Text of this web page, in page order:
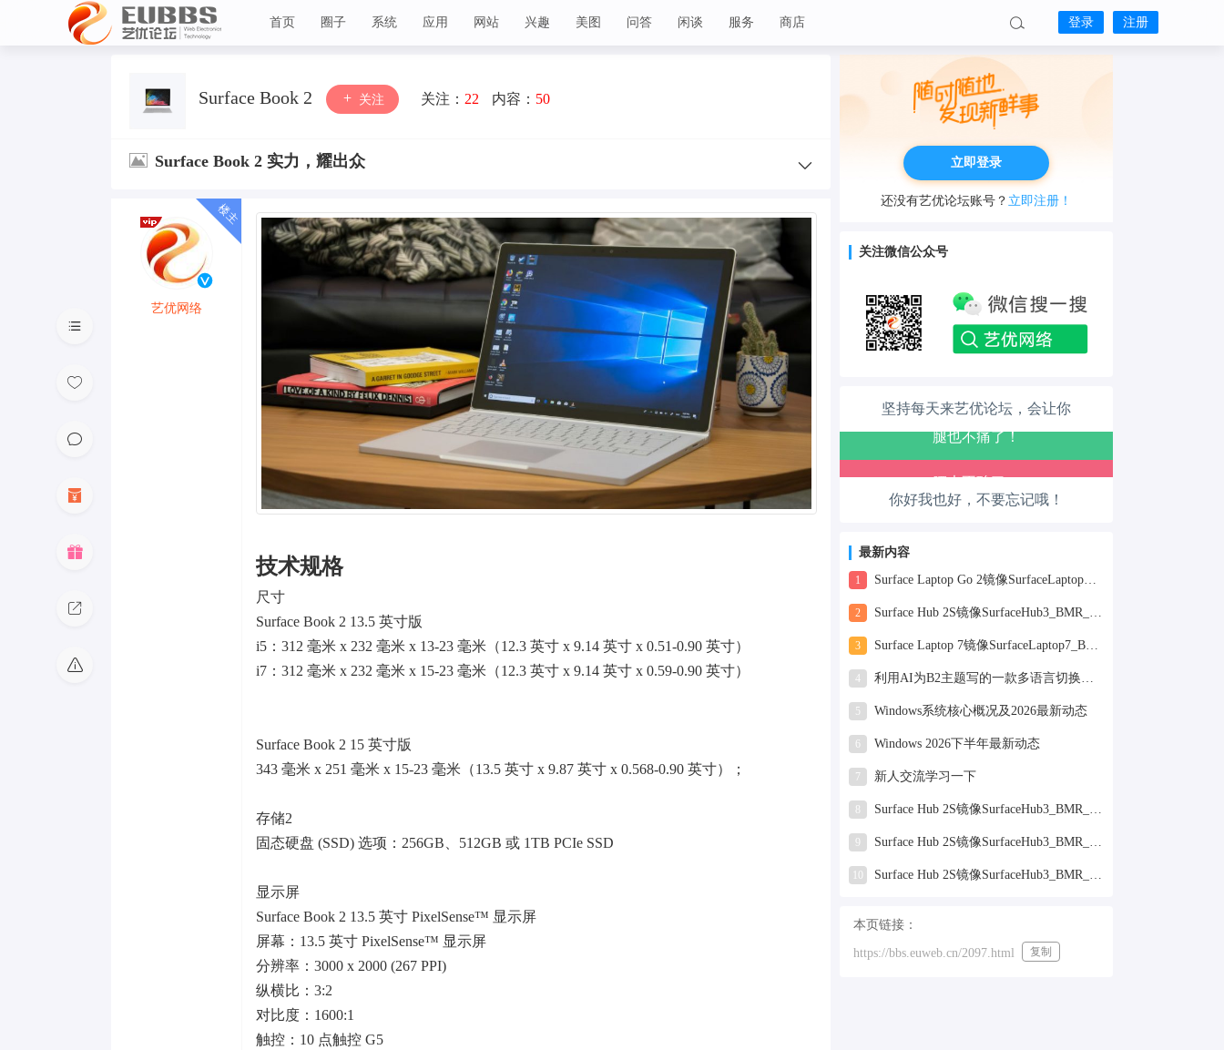
首页 圈子 系统 应用 网站 兴趣 美图 问答 闲谈 服务 商店 登录 注册
Surface Book 2 关注 关注： 22 内容： 50
Surface Book 2 实力，耀出众
艺优网络
技术规格
尺寸
Surface Book 2 13.5 英寸版
i5：312 毫米 x 232 毫米 x 13-23 毫米（12.3 英寸 x 9.14 英寸 x 0.51-0.90 英寸）
i7：312 毫米 x 232 毫米 x 15-23 毫米（12.3 英寸 x 9.14 英寸 x 0.59-0.90 英寸）
Surface Book 2 15 英寸版
343 毫米 x 251 毫米 x 15-23 毫米（13.5 英寸 x 9.87 英寸 x 0.568-0.90 英寸）；
存储2
固态硬盘 (SSD) 选项：256GB、512GB 或 1TB PCIe SSD
显示屏
Surface Book 2 13.5 英寸 PixelSense™ 显示屏
屏幕：13.5 英寸 PixelSense™ 显示屏
分辨率：3000 x 2000 (267 PPI)
纵横比：3:2
对比度：1600:1
触控：10 点触控 G5
立即登录
还没有艺优论坛账号？ 立即注册！
关注微信公众号
坚持每天来艺优论坛，会让你
生活也美好了！
走路也有劲了！
腰也不酸了！
你好我也好，不要忘记哦！
最新内容
1 Surface Laptop Go 2镜像SurfaceLaptopGo2_BMR_42032_2026.507.11898505.zip网盘下载
2 Surface Hub 2S镜像SurfaceHub3_BMR_155000_2026.420.11870147.zip网盘下载
3 Surface Laptop 7镜像SurfaceLaptop7_BMR_12010_2025.1009.12069254.zip网盘下载
4 利用AI为B2主题写的一款多语言切换插件
5 Windows系统核心概况及2026最新动态
6 Windows 2026下半年最新动态
7 新人交流学习一下
8 Surface Hub 2S镜像SurfaceHub3_BMR_155000_2025.819.11244626.zip网盘下载
9 Surface Hub 2S镜像SurfaceHub3_BMR_155000_2025.319.9959381.zip网盘下载
10 Surface Hub 2S镜像SurfaceHub3_BMR_155000_2024.731.9330938.zip网盘下载
本页链接：
https://bbs.euweb.cn/2097.html 复制